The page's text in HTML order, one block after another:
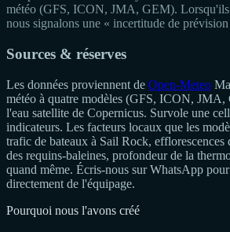
météo (GFS, ICON, JMA, GEM).
nous signalons une « incertitude de
Sources & réserves
Les données proviennent de Open-Meteo
météo à quatre modèles (GFS, ICON, JMA,
l'eau satellite de Copernicus. Survole une
indicateurs. Les facteurs locaux que les
trafic de bateaux à Sail Rock, efflorescences
des requins-baleines, profondeur de la
quand même. Écris-nous sur WhatsApp
directement de l'équipage.
Pourquoi nous l'avons créé